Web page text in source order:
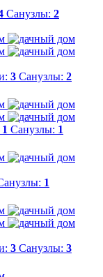
Санузлы: 2
3 Санузлы: 2
1 Санузлы: 1
1
3 Санузлы: 3